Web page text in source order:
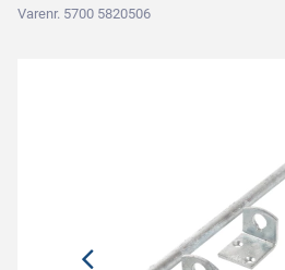
Varenr. 5700 5820506